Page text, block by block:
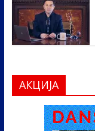
АКЦИЈА